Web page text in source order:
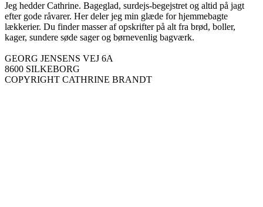
Jeg hedder Cathrine. Bageglad, surdejs-begejstret og altid på jagt
efter gode råvarer. Her deler jeg min glæde for hjemmebagte
lækkerier. Du finder masser af opskrifter på alt fra brød, boller,
kager, sundere søde sager og børnevenlig bagværk.
GEORG JENSENS VEJ 6A
8600 SILKEBORG
COPYRIGHT CATHRINE BRANDT